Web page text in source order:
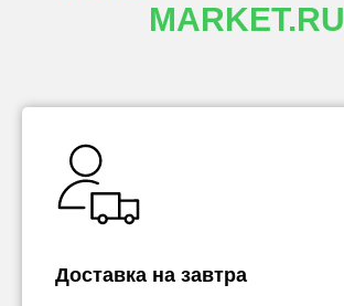
MARKET.RU
Доставка на завтра